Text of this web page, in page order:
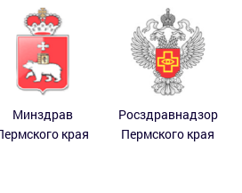
Минздрав
края
Росздравнадзор
Пермского края